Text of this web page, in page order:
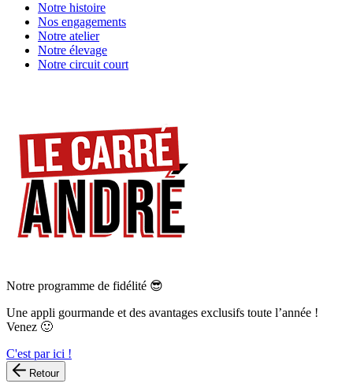
Notre histoire
Nos engagements
Notre atelier
Notre élevage
Notre circuit court
Notre programme de fidélité 😎
Une appli gourmande et des avantages exclusifs toute l’année !
Venez 🙂
C'est par ici !
Retour